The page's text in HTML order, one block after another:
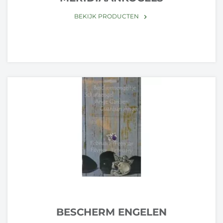
BEKIJK PRODUCTEN keyboard_arrow_right
BESCHERM ENGELEN